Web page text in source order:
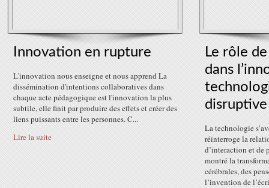
Innovation en rupture
L'innovation nous enseigne et nous apprend La
dissémination d'intentions collaboratives dans
chaque acte pédagogique est l'innovation la plus
subtile, elle finit par produire des effets et créer des
liens puissants entre les personnes. C...
Lire la suite
Le rôle
dans
La technologie
réinterroge la
d’interaction et de
montré la
cérébrales, des
l’invention de